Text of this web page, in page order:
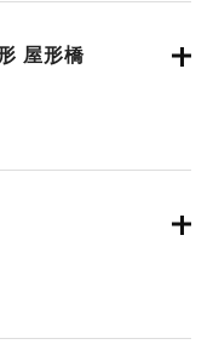
屋形橋